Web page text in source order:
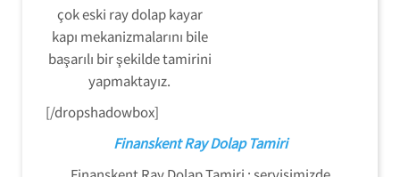
çok eski ray dolap kayar
kapı mekanizmalarını bile
başarılı bir şekilde tamirini
yapmaktayız.
[/dropshadowbox]
Finanskent Ray Dolap Tamiri